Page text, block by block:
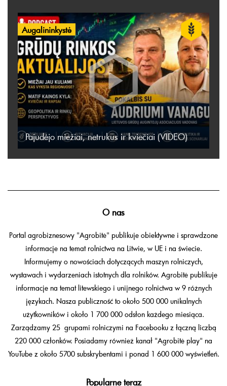
Augalininkystė
Pajudėjo miežiai, netrukus ir kviečiai (VIDEO)
O nas
Portal agrobiznesowy "Agrobitė" publikuje obiektywne i sprawdzone
informacje na temat rolnictwa na Litwie, w UE i na świecie.
Informujemy o nowościach dotyczących maszyn rolniczych,
wystawach i wydarzeniach istotnych dla rolników. Agrobitė publikuje
informacje na temat litewskiego i unijnego rolnictwa w 9 różnych
językach. Nasza publiczność to około 500 000 unikalnych
użytkowników i około 1 700 000 odsłon każdego miesiąca.
Zarządzamy 25 grupami rolniczymi na Facebooku z łączną liczbą
220 000 członków. Posiadamy również kanał "Agrobitė play" na
YouTube z około 5700 subskrybentami i ponad 1 600 000 wyświetleń.
Popularne teraz